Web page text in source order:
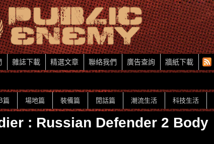
雜誌下載 精選文章 聯絡我們 廣告查詢 牆紙下載
篇 場地篇 裝備篇 閒話篇 潮流生活 科技生活
: Russian Defender 2 Body